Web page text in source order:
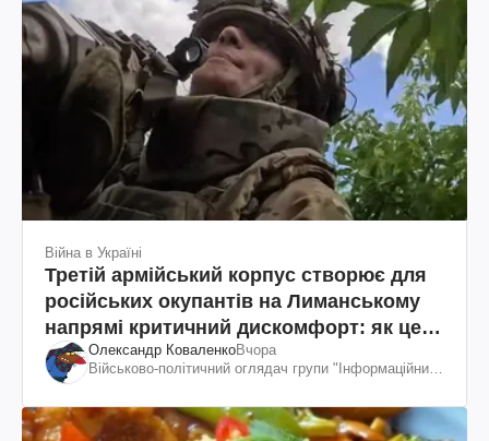
Війна в Україні
Третій армійський корпус створює для
російських окупантів на Лиманському
напрямі критичний дискомфорт: як це
вдалосяОлександр КоваленкоВчора
Військово-політичний оглядач групи "Інформаційний